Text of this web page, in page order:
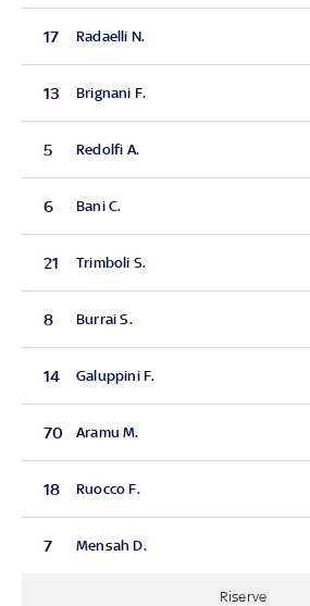
17 Radaelli N.
13 Brignani F.
5 Redolfi A.
6 Bani C.
21 Trimboli S.
8 Burrai S.
14 Galuppini F.
70 Aramu M.
18 Ruocco F.
7 Mensah D.
Riserve